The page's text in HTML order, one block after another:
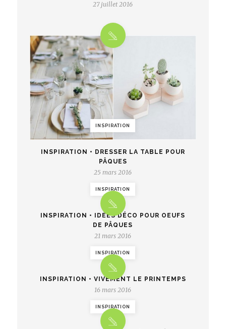
27 juillet 2016
INSPIRATION
INSPIRATION • DRESSER LA TABLE POUR
PÂQUES
25 mars 2016
INSPIRATION
INSPIRATION • IDÉES DÉCO POUR OEUFS
DE PÂQUES
21 mars 2016
INSPIRATION
INSPIRATION • VIVEMENT LE PRINTEMPS
16 mars 2016
INSPIRATION